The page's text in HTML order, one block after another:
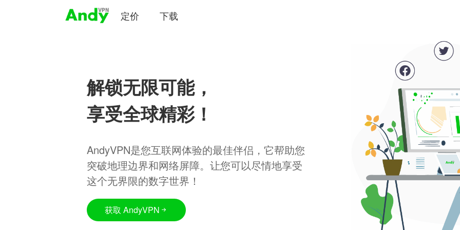
定价 下载
解锁无限可能，
享受全球精彩！
AndyVPN是您互联网体验的最佳伴侣，它帮助您
突破地理边界和网络屏障。让您可以尽情地享受
这个无界限的数字世界！
获取 AndyVPN